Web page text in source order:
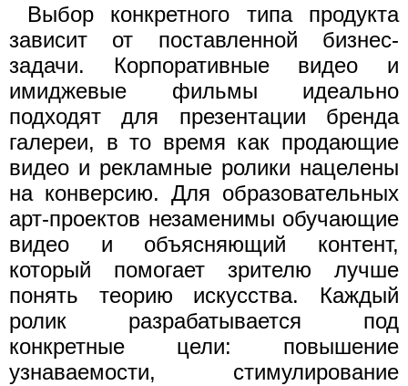
Выбор конкретного типа продукта
зависит от поставленной бизнес-
задачи. Корпоративные видео и
имиджевые фильмы идеально
подходят для презентации бренда
галереи, в то время как продающие
видео и рекламные ролики нацелены
на конверсию. Для образовательных
арт-проектов незаменимы обучающие
видео и объясняющий контент,
который помогает зрителю лучше
понять теорию искусства. Каждый
ролик разрабатывается под
конкретные цели: повышение
узнаваемости, стимулирование